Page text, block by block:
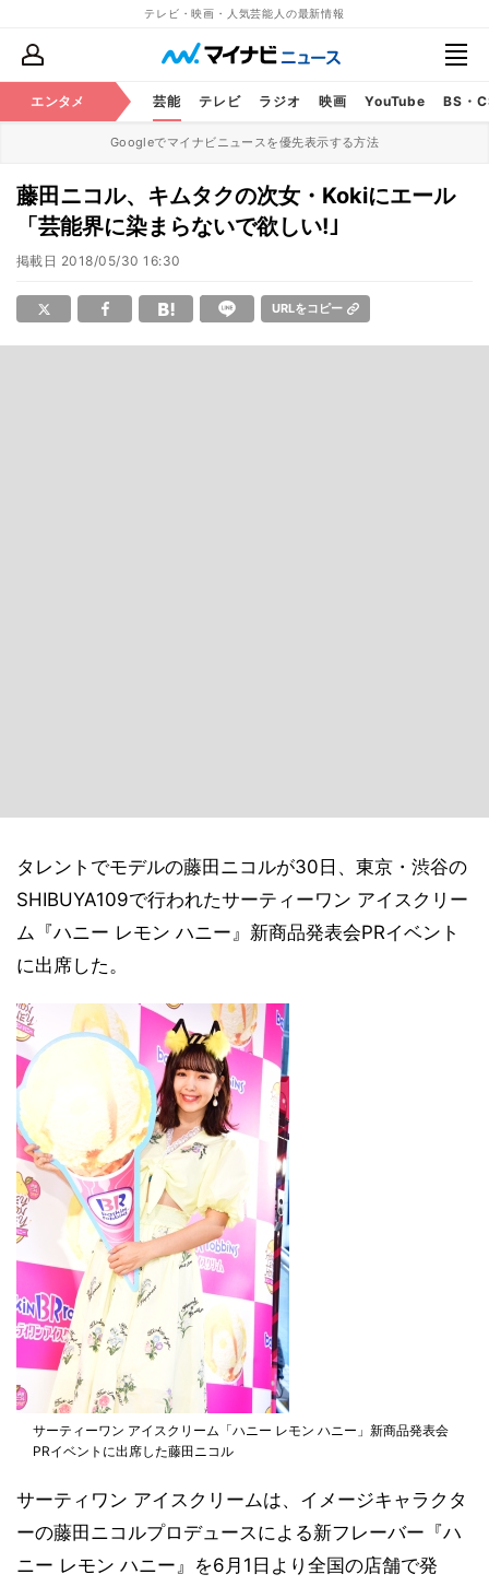
テレビ・映画・人気芸能人の最新情報
エンタメ 芸能 テレビ ラジオ 映画 YouTube BS・
Googleでマイナビニュースを優先表示する方法
藤田ニコル、キムタクの次女・Kokiにエール
「芸能界に染まらないで欲しい!｣
掲載日 2018/05/30 16:30
URLをコピー
タレントでモデルの藤田ニコルが30日、東京・渋谷の
SHIBUYA109で行われたサーティーワン アイスクリー
ム『ハニー レモン ハニー』新商品発表会PRイベント
に出席した。
サーティーワン アイスクリーム「ハニー レモン ハニー」新商品発表会
PRイベントに出席した藤田ニコル
サーティワン アイスクリームは、イメージキャラクタ
ーの藤田ニコルプロデュースによる新フレーバー『ハ
ニー レモン ハニー』を6月1日より全国の店舗で発